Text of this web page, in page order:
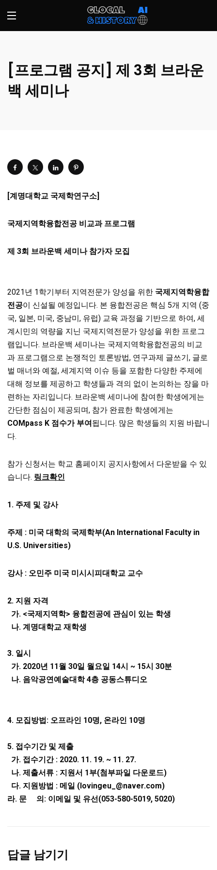
[프로그램 공지] 제 3회 브라운
백 세미나
[계명대학교 국제학연구소]
국제지역학융합전공 비교과 프로그램
제 3회 브라운백 세미나 참가자 모집
2021년 1학기부터 지역전문가 양성을 위한 국제지역학융합
전공이 신설될 예정입니다. 본 융합전공은 핵심 5개 지역 (중
국, 일본, 미국, 중남미, 유럽) 교육 과정을 기반으로 하여, 세
계시민의 역량을 지닌 국제지역전문가 양성을 위한 프로그
램입니다. 브라운백 세미나는 국제지역학융합전공의 비교
과 프로그램으로 논쟁적인 토론방법, 연구과제 글쓰기, 글로
벌 매너와 예절, 세계지역 이슈 등을 포함한 다양한 주제에
대해 정보를 제공하고 학생들과 격의 없이 논의하는 장을 마
련하는 자리입니다. 브라운백 세미나에 참여한 학생에게는
간단한 점심이 제공되며, 참가 완료한 학생에게는
COMpass K 점수가 부여됩니다. 많은 학생들의 지원 바랍니
다.
참가 신청서는 학교 홈페이지 공지사항에서 다운받을 수 있
습니다. 링크확인
1. 주제 및 강사
주제 : 미국 대학의 국제학부(An International Faculty in
U.S. Universities)
강사 : 오민주 미국 미시시피대학교 교수
2. 지원 자격
가. <국제지역학> 융합전공에 관심이 있는 학생
나. 계명대학교 재학생
3. 일시
가. 2020년 11월 30일 월요일 14시 ~ 15시 30분
나. 음악공연예술대학4층 공동스튜디오
4. 모집방법: 오프라인 10명, 온라인 10명
5. 접수기간 및 제출
가. 접수기간 : 2020. 11. 19. ~ 11. 27.
나. 제출서류 : 지원서 1부(첨부파일 다운로드)
다. 지원방법 : 메일 (lovingeu_@naver.com)
라. 문 의: 이메일 및 유선(053-580-5019, 5020)
답글 남기기